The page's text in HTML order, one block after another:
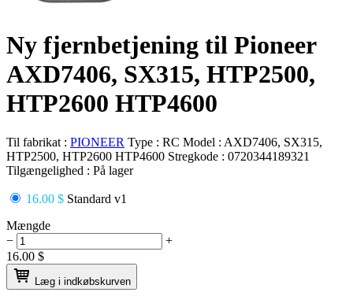
Ny fjernbetjening til Pioneer
AXD7406, SX315, HTP2500,
HTP2600 HTP4600
Til fabrikat : PIONEER Type : RC Model : AXD7406, SX315,
HTP2500, HTP2600 HTP4600 Stregkode : 0720344189321
Tilgængelighed : På lager
16.00 $ Standard v1
Mængde
−
+
16.00 $
Læg i indkøbskurven